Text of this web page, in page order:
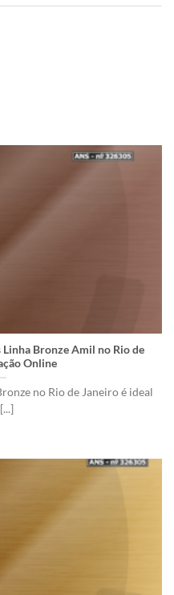
Bronze Amil no Rio de
Online
no Rio de Janeiro é ideal